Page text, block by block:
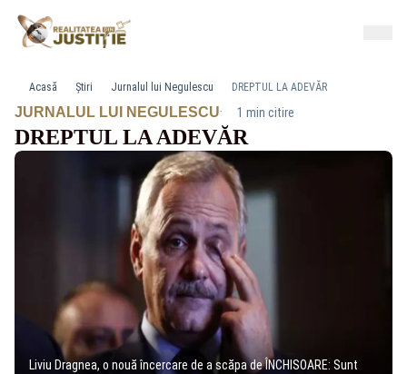
Acasă Știri Jurnalul lui Negulescu DREPTUL LA ADEVĂR
JURNALUL LUI NEGULESCU· 1 min citire
DREPTUL LA ADEVĂR
Liviu Dragnea, o nouă încercare de a scăpa de ÎNCHISOARE: Sunt